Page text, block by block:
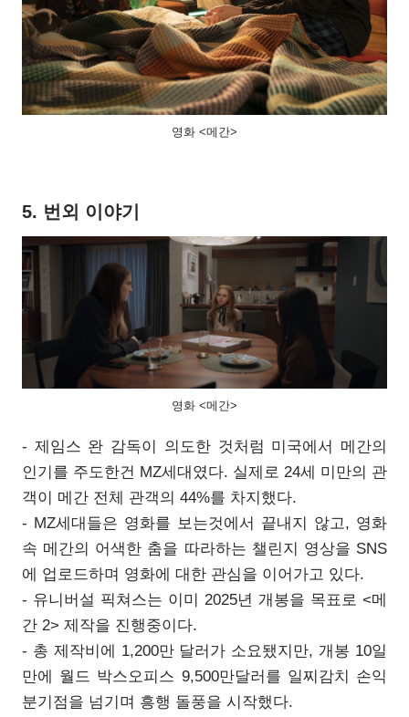
영화 <메간>
5. 번외 이야기
영화 <메간>
- 제임스 완 감독이 의도한 것처럼 미국에서 메간의
인기를 주도한건 MZ세대였다. 실제로 24세 미만의 관
객이 메간 전체 관객의 44%를 차지했다.
- MZ세대들은 영화를 보는것에서 끝내지 않고, 영화
속 메간의 어색한 춤을 따라하는 챌린지 영상을 SNS
에 업로드하며 영화에 대한 관심을 이어가고 있다.
- 유니버설 픽쳐스는 이미 2025년 개봉을 목표로 <메
간 2> 제작을 진행중이다.
- 총 제작비에 1,200만 달러가 소요됐지만, 개봉 10일
만에 월드 박스오피스 9,500만달러를 일찌감치 손익
분기점을 넘기며 흥행 돌풍을 시작했다.